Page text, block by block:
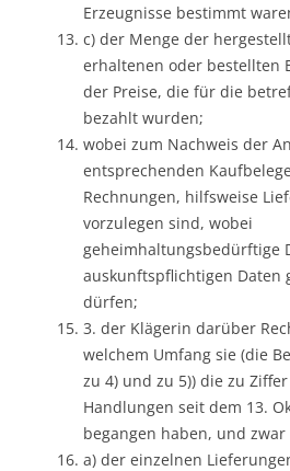
Erzeugnisse bestimmt
c) der Menge der
erhaltenen oder bestellten
der Preise, die für die
bezahlt wurden;
wobei zum Nachweis der
entsprechenden
Rechnungen, hilfsweise
vorzulegen sind, wobei
geheimhaltungsbedürftige
auskunftspflichtigen Daten
dürfen;
3. der Klägerin darüber
welchem Umfang sie (die
zu 4) und zu 5)) die zu
Handlungen seit dem 13.
begangen haben, und
a) der einzelnen